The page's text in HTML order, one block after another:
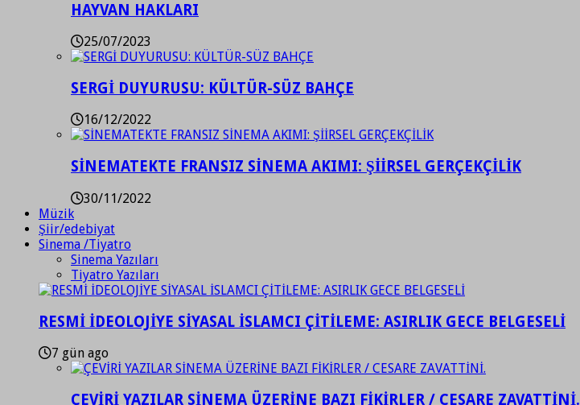
HAYVAN HAKLARI
25/07/2023
SERGİ DUYURUSU: KÜLTÜR-SÜZ BAHÇE
16/12/2022
SİNEMATEKTE FRANSIZ SİNEMA AKIMI: ŞİİRSEL GERÇEKÇİLİK
30/11/2022
Müzik
Şiir/edebiyat
Sinema /Tiyatro
Sinema Yazıları
Tiyatro Yazıları
RESMİ İDEOLOJİYE SİYASAL İSLAMCI ÇİTİLEME: ASIRLIK GECE BELGESELİ
7 gün ago
ÇEVİRİ YAZILAR SİNEMA ÜZERİNE BAZI FİKİRLER / CESARE ZAVATTİNİ.